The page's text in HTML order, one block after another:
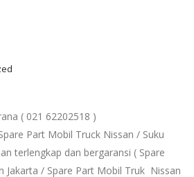
( 021 62202518 )
Part Mobil Truck Nissan / Suku
terlengkap dan bergaransi ( Spare
Jakarta / Spare Part Mobil Truk Nissan